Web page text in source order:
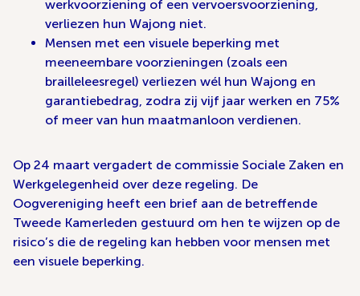
werkvoorziening of een vervoersvoorziening,
verliezen hun Wajong niet.
Mensen met een visuele beperking met
meeneembare voorzieningen (zoals een
brailleleesregel) verliezen wél hun Wajong en
garantiebedrag, zodra zij vijf jaar werken en 75%
of meer van hun maatmanloon verdienen.
Op 24 maart vergadert de commissie Sociale Zaken en
Werkgelegenheid over deze regeling. De
Oogvereniging heeft een brief aan de betreffende
Tweede Kamerleden gestuurd om hen te wijzen op de
risico’s die de regeling kan hebben voor mensen met
een visuele beperking.